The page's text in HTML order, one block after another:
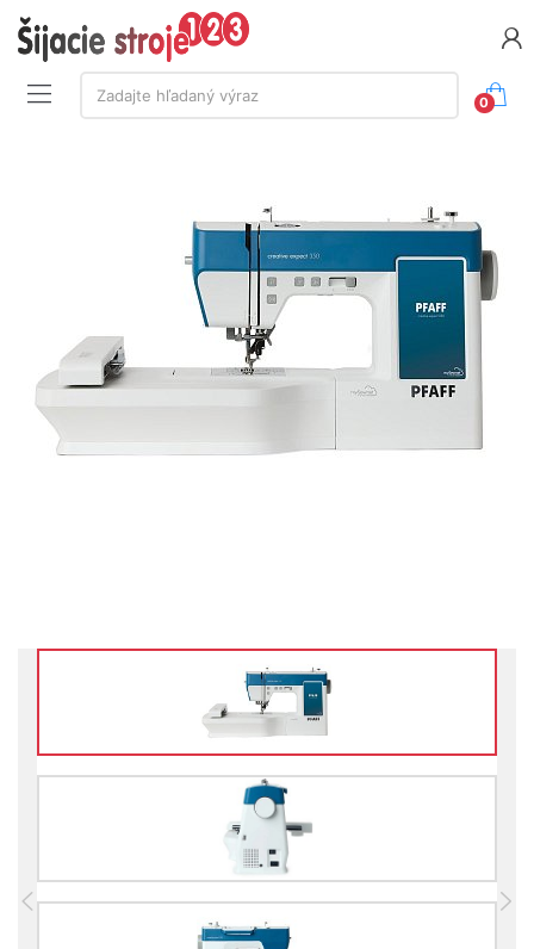
Vyhľadávanie:
Zadajte hľadaný výraz
0